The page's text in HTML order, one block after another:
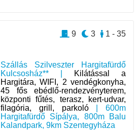
Szállás Szilveszter Hargitafürdő
Kulcsosház** |
Kilátással a
Hargitára, WIFI, 2 vendégkonyha,
45 fős ebédlő-rendezvényterem,
központi fűtés, terasz, kert-udvar,
filagória, grill, parkoló| 600m
Hargitafürdő Sípálya, 800m Balu
Kalandpark, 9km Szentegyháza
1 - 35
3
9